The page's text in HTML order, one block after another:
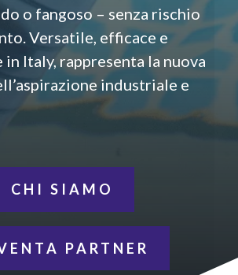
o fangoso – senza rischio
Versatile, efficace e
in Italy, rappresenta la nuova
industriale e
CHI SIAMO
PARTNER